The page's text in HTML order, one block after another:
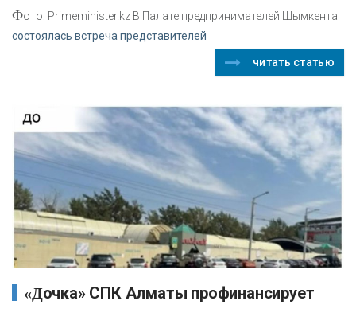
Фото: Primeminister.kz В Палате предпринимателей Шымкента
состоялась встреча представителей
читать статью
«Дочка» СПК Алматы профинансирует